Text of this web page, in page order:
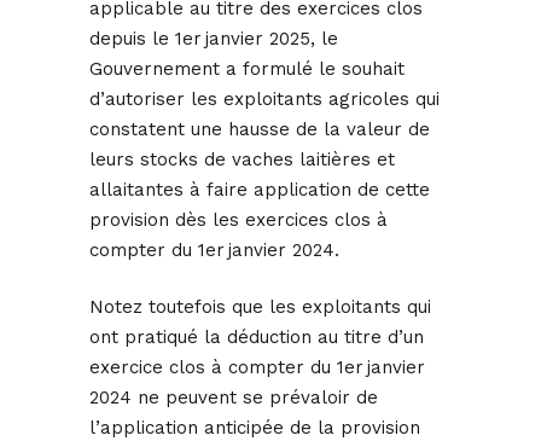
applicable au titre des exercices clos
depuis le 1er janvier 2025, le
Gouvernement a formulé le souhait
d’autoriser les exploitants agricoles qui
constatent une hausse de la valeur de
leurs stocks de vaches laitières et
allaitantes à faire application de cette
provision dès les exercices clos à
compter du 1er janvier 2024.
Notez toutefois que les exploitants qui
ont pratiqué la déduction au titre d’un
exercice clos à compter du 1er janvier
2024 ne peuvent se prévaloir de
l’application anticipée de la provision